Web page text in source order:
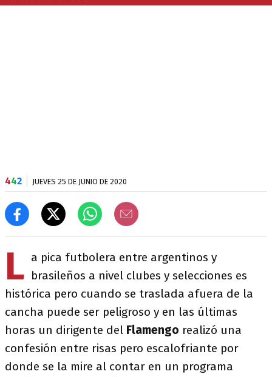
442 JUEVES 25 DE JUNIO DE 2020
L a pica futbolera entre argentinos y
brasileños a nivel clubes y selecciones es
histórica pero cuando se traslada afuera de la
cancha puede ser peligroso y en las últimas
horas un dirigente del Flamengo realizó una
confesión entre risas pero escalofriante por
donde se la mire al contar en un programa